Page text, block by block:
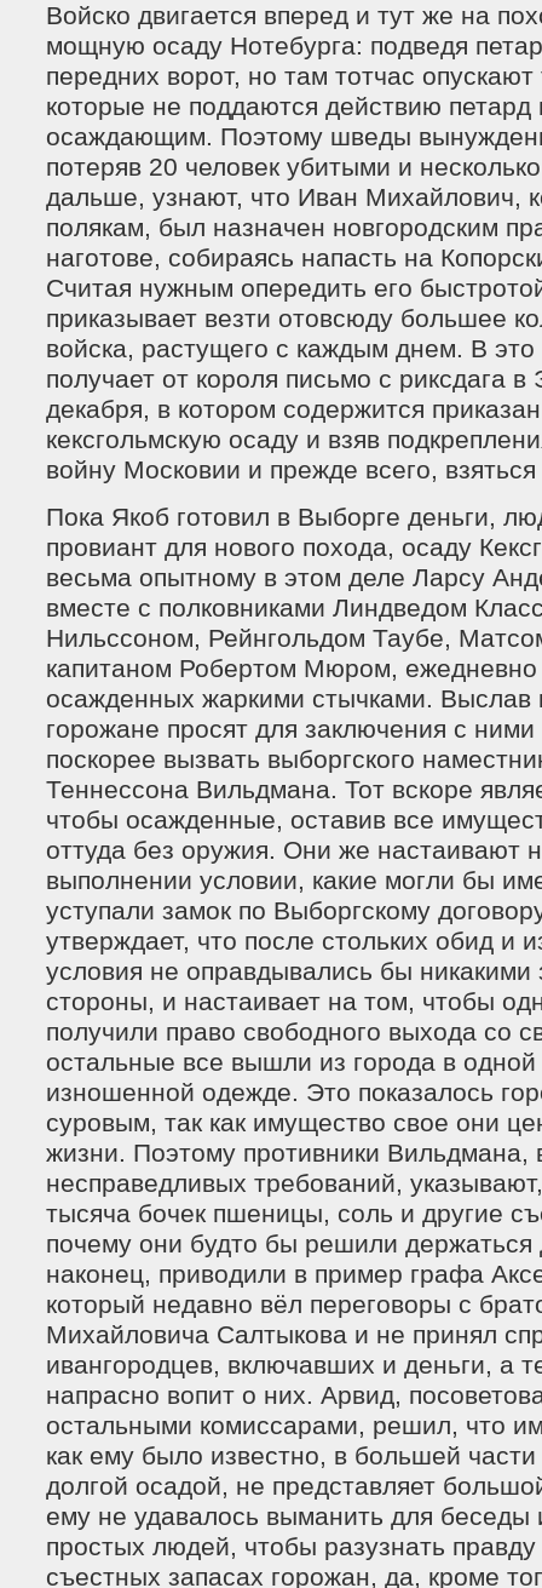
Войско двигается вперед и тут же на
мощную осаду Нотебурга: подведя
передних ворот, но там тотчас
которые не поддаются действию
осаждающим. Поэтому шведы
потеряв 20 человек убитыми и
дальше, узнают, что Иван Михайлович,
полякам, был назначен новгородским
наготове, собираясь напасть на
Считая нужным опередить его
приказывает везти отовсюду большее
войска, растущего с каждым днем. В
получает от короля письмо с риксдага
декабря, в котором содержится
кексгольмскую осаду и взяв
войну Московии и прежде всего,
Пока Якоб готовил в Выборге деньги,
провиант для нового похода, осаду
весьма опытному в этом деле Ларсу
вместе с полковниками Линдведом
Нильссоном, Рейнгольдом Таубе,
капитаном Робертом Мюром, ежедневно
осажденных жаркими стычками. Выслав
горожане просят для заключения с
поскорее вызвать выборгского
Теннессона Вильдмана. Тот вскоре
чтобы осажденные, оставив все
оттуда без оружия. Они же настаивают
выполнении условии, какие могли бы
уступали замок по Выборгскому
утверждает, что после стольких обид и
условия не оправдывались бы никакими
стороны, и настаивает на том, чтобы
получили право свободного выхода со
остальные все вышли из города в
изношенной одежде. Это показалось
суровым, так как имущество свое они
жизни. Поэтому противники Вильдмана,
несправедливых требований,
тысяча бочек пшеницы, соль и другие
почему они будто бы решили держаться
наконец, приводили в пример графа
который недавно вёл переговоры с
Михайловича Салтыкова и не принял
ивангородцев, включавших и деньги, а
напрасно вопит о них. Арвид,
остальными комиссарами, решил, что
как ему было известно, в большей
долгой осадой, не представляет
ему не удавалось выманить для беседы
простых людей, чтобы разузнать
съестных запасах горожан, да, кроме